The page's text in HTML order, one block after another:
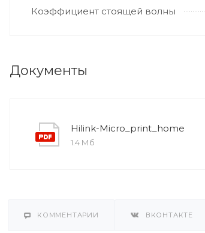
Коэффициент стоящей волны
Документы
Hilink-Micro_print_home
1.4 Мб
КОММЕНТАРИИ ВКОНТАКТЕ